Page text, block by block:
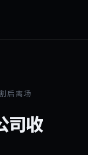
后离场
司收